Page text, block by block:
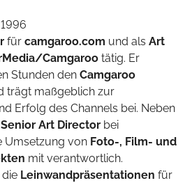
für camgaroo.com und als Art
Camgaroo tätig. Er
Stunden den Camgaroo
trägt maßgeblich zur
Erfolg des Channels bei. Neben
Senior Art Director bei
Umsetzung von Foto-, Film- und
mit verantwortlich.
Leinwandpräsentationen für